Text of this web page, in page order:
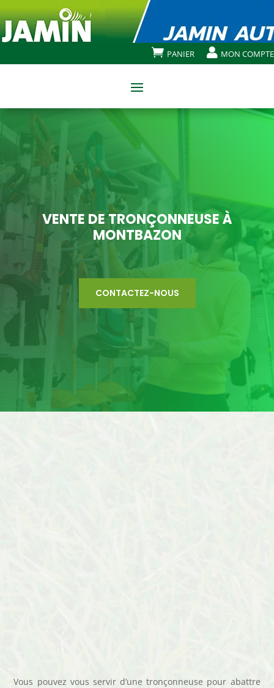
 PANIER  MON COMPTE
VENTE DE TRONÇONNEUSE À
MONTBAZON
CONTACTEZ-NOUS
Vous pouvez vous servir d’une tronçonneuse pour abattre